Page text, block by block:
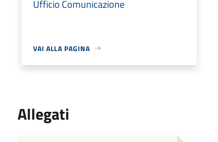
Ufficio Comunicazione
VAI ALLA PAGINA
Allegati